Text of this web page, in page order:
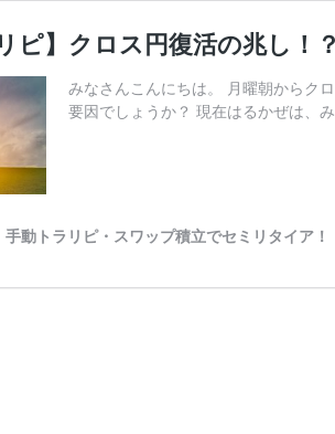
ピ】クロス円復活の兆し
みなさんこんにちは。 月曜朝からク
要因でしょうか？ 現在はるかぜは、
動トラリピ・スワップ積立でセミリタイア！